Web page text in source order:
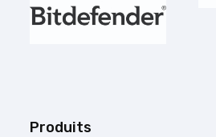
Produits